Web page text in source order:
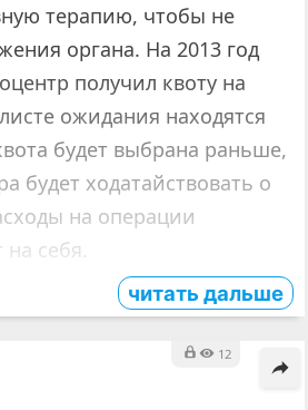
терапию, чтобы не
органа. На 2013 год
получил квоту на
ожидания находятся
будет выбрана раньше,
будет ходатайствовать о
на операции
на себя.
читать дальше
12